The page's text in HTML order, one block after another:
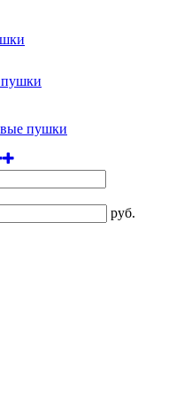
пушки
пушки
руб.